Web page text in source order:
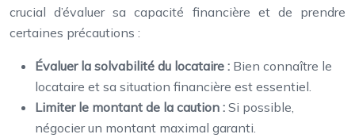
crucial d’évaluer sa capacité financière et de prendre
certaines précautions :
Évaluer la solvabilité du locataire : Bien connaître le
locataire et sa situation financière est essentiel.
Limiter le montant de la caution : Si possible,
négocier un montant maximal garanti.